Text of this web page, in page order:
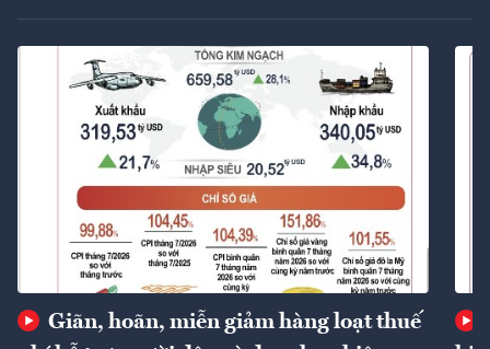
Giãn, hoãn, miễn giảm hàng loạt thuế